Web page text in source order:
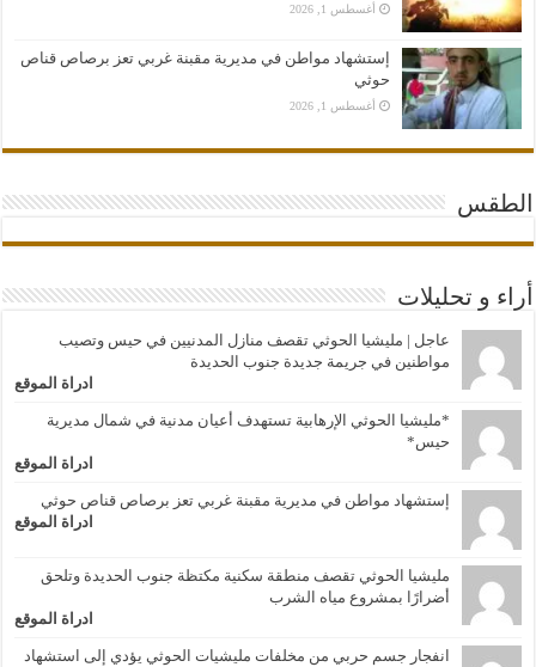
أغسطس 1, 2026
إستشهاد مواطن في مديرية مقبنة غربي تعز برصاص قناص
حوثي
أغسطس 1, 2026
الطقس
أراء و تحليلات
عاجل | مليشيا الحوثي تقصف منازل المدنيين في حيس وتصيب
مواطنين في جريمة جديدة جنوب الحديدة
ادراة الموقع
*مليشيا الحوثي الإرهابية تستهدف أعيان مدنية في شمال مديرية
حيس*
ادراة الموقع
إستشهاد مواطن في مديرية مقبنة غربي تعز برصاص قناص حوثي
ادراة الموقع
مليشيا الحوثي تقصف منطقة سكنية مكتظة جنوب الحديدة وتلحق
أضرارًا بمشروع مياه الشرب
ادراة الموقع
انفجار جسم حربي من مخلفات مليشيات الحوثي يؤدي إلى استشهاد